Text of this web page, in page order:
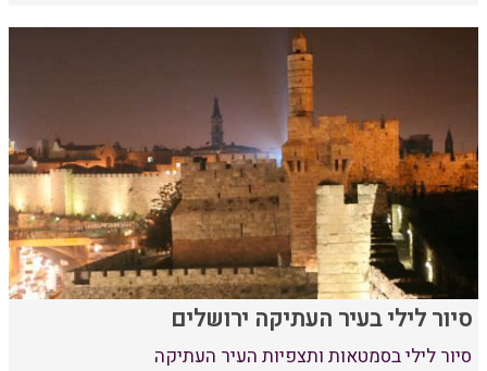
סיור לילי בעיר העתיקה ירושלים
סיור לילי בסמטאות ותצפיות העיר העתיקה